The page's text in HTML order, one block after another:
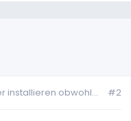
installieren obwohl... #2